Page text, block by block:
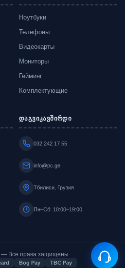
Ноутбуки
Телефоны
Видеокарты
Мониторы
Гейминг
Комплектующие
დაგვიკავშირდი
032 242 17 55
info@pc.ge
Тбилиси, Грузия
Пн–Сб: 10:00–19:00
— Все права защищены
Bog Pay TBC Pay